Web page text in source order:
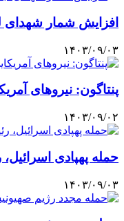
افزایش شمار شهدای لبنان به
۱۴۰۳/۰۹/۰۳
پنتاگون: نیروهای آمریکایی در
۱۴۰۳/۰۹/۰۲
حمله پهپادی
۱۴۰۳/۰۹/۰۳